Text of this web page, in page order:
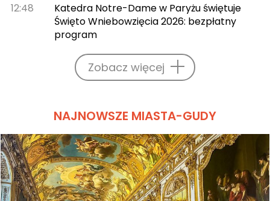
12:48
Katedra Notre-Dame w Paryżu świętuje
Święto Wniebowzięcia 2026: bezpłatny
program
Zobacz więcej
NAJNOWSZE MIASTA-GUDY